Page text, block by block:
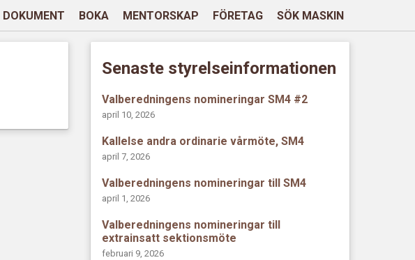
DOKUMENT BOKA MENTORSKAP FÖRETAG SÖK MASKIN
Senaste styrelseinformationen
Valberedningens nomineringar SM4 #2
april 10, 2026
Kallelse andra ordinarie vårmöte, SM4
april 7, 2026
Valberedningens nomineringar till SM4
april 1, 2026
Valberedningens nomineringar till
extrainsatt sektionsmöte
februari 9, 2026